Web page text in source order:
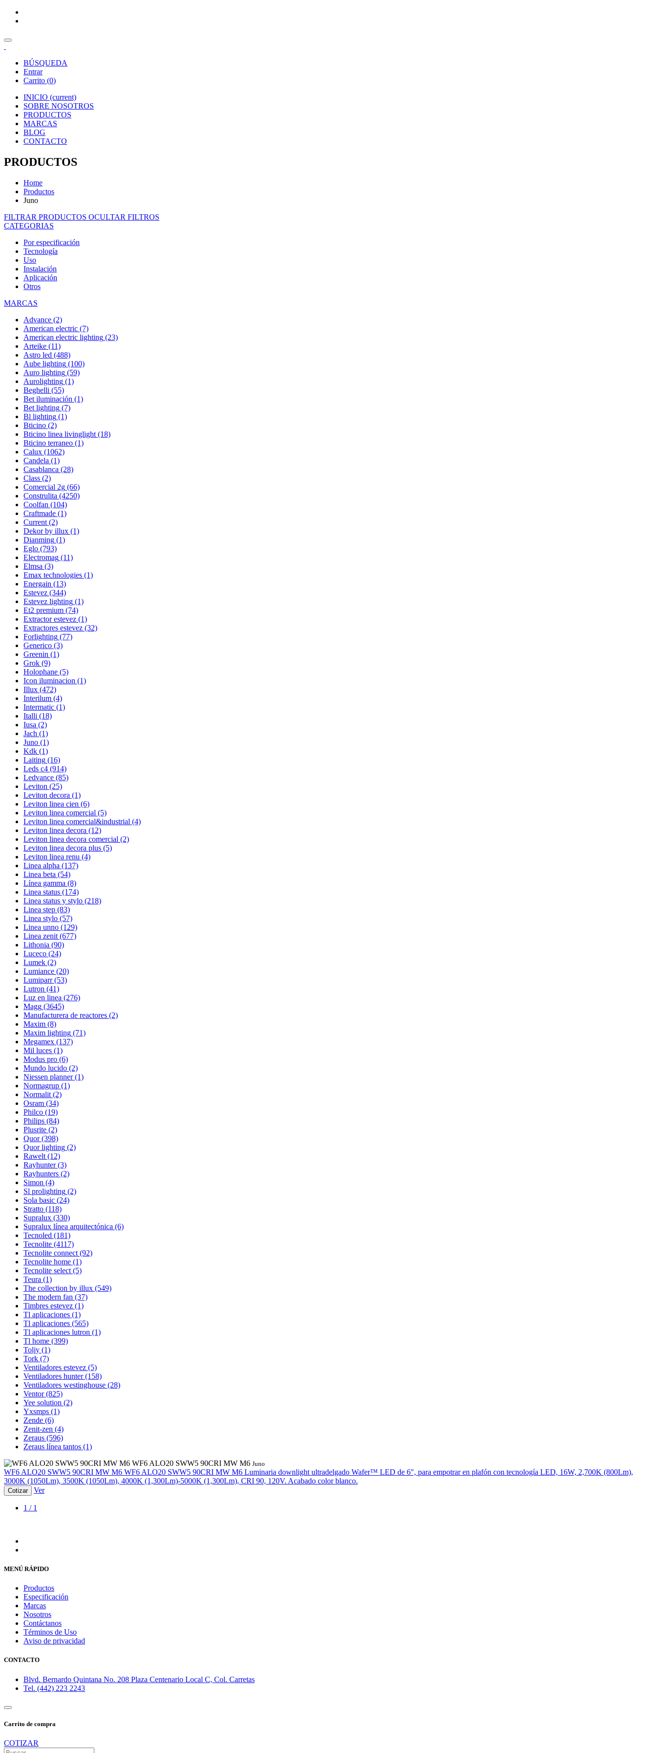
BÚSQUEDA
Entrar
Carrito (0)
INICIO (current)
SOBRE NOSOTROS
PRODUCTOS
MARCAS
BLOG
CONTACTO
PRODUCTOS
Home
Productos
Juno
FILTRAR PRODUCTOS OCULTAR FILTROS
CATEGORIAS
Por especificación
Tecnología
Uso
Instalación
Aplicación
Otros
MARCAS
Advance (2)
American electric (7)
American electric lighting (23)
Arteike (11)
Astro led (488)
Aube lighting (100)
Auro lighting (59)
Aurolighting (1)
Beghelli (55)
Bet iluminación (1)
Bet lighting (7)
Bl lighting (1)
Bticino (2)
Bticino linea livinglight (18)
Bticino terraneo (1)
Calux (1062)
Candela (1)
Casablanca (28)
Class (2)
Comercial 2g (66)
Construlita (4250)
Coolfan (104)
Craftmade (1)
Current (2)
Dekor by illux (1)
Dianming (1)
Eglo (793)
Electromag (11)
Elmsa (3)
Emax technologies (1)
Energain (13)
Estevez (344)
Estevez lighting (1)
Et2 premium (74)
Extractor estevez (1)
Extractores estevez (32)
Forlighting (77)
Generico (3)
Greenin (1)
Grok (9)
Holophane (5)
Icon iluminacion (1)
Illux (472)
Interilum (4)
Intermatic (1)
Italli (18)
Iusa (2)
Jach (1)
Juno (1)
Kdk (1)
Laiting (16)
Leds c4 (914)
Ledvance (85)
Leviton (25)
Leviton decora (1)
Leviton linea cien (6)
Leviton linea comercial (5)
Leviton linea comercial&industrial (4)
Leviton linea decora (12)
Leviton linea decora comercial (2)
Leviton linea decora plus (5)
Leviton linea renu (4)
Linea alpha (137)
Linea beta (54)
Línea gamma (8)
Linea status (174)
Linea status y stylo (218)
Linea step (83)
Linea stylo (57)
Linea unno (129)
Linea zenit (677)
Lithonia (90)
Luceco (24)
Lumek (2)
Lumiance (20)
Lumiparr (53)
Lutron (41)
Luz en linea (276)
Magg (3645)
Manufacturera de reactores (2)
Maxim (8)
Maxim lighting (71)
Megamex (137)
Mil luces (1)
Modus pro (6)
Mundo lucido (2)
Niessen planner (1)
Normagrup (1)
Normalit (2)
Osram (34)
Philco (19)
Philips (84)
Plusrite (2)
Quor (398)
Quor lighting (2)
Rawelt (12)
Rayhunter (3)
Rayhunters (2)
Simon (4)
Sl prolighting (2)
Sola basic (24)
Stratto (118)
Supralux (330)
Supralux línea arquitectónica (6)
Tecnoled (181)
Tecnolite (4117)
Tecnolite connect (92)
Tecnolite home (1)
Tecnolite select (5)
Teura (1)
The collection by illux (549)
The modern fan (37)
Timbres estevez (1)
Tl aplicaciones (1)
Tl aplicaciones (565)
Tl aplicaciones lutron (1)
Tl home (399)
Toljy (1)
Tork (7)
Ventiladores estevez (5)
Ventiladores hunter (158)
Ventiladores westinghouse (28)
Ventor (825)
Yee solution (2)
Yxsmps (1)
Zende (6)
Zenit-zen (4)
Zeraus (596)
Zeraus línea tantos (1)
WF6 ALO20 SWW5 90CRI MW M6 Juno
WF6 ALO20 SWW5 90CRI MW M6 WF6 ALO20 SWW5 90CRI MW M6 Luminaria downlight ultradelgado Wafer™ LED de 6", para empotrar en plafón con tecnología LED, 16W, 2,700K (800Lm),
3000K (1050Lm), 3500K (1050Lm), 4000K (1,300Lm)-5000K (1,300Lm), CRI 90, 120V. Acabado color blanco.
Cotizar Ver
1 / 1
MENÚ RÁPIDO
Productos
Especificación
Marcas
Nosotros
Contáctanos
Términos de Uso
Aviso de privacidad
CONTACTO
Blvd. Bernardo Quintana No. 208 Plaza Centenario Local C, Col. Carretas
Tel. (442) 223 2243
Carrito de compra
COTIZAR